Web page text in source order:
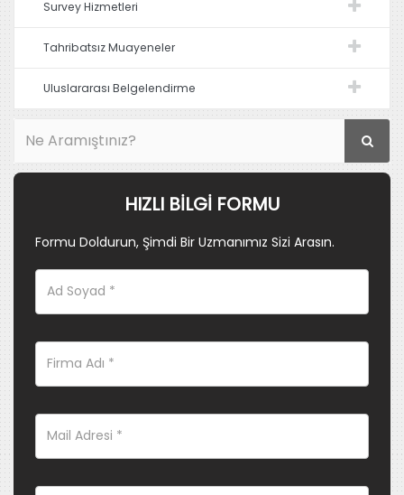
Survey Hizmetleri
Tahribatsız Muayeneler
Uluslararası Belgelendirme
HIZLI BILGI FORMU
Formu Doldurun, Şimdi Bir Uzmanımız Sizi Arasın.